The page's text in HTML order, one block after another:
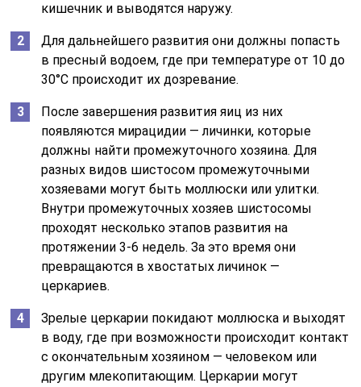
кишечник и выводятся наружу.
Для дальнейшего развития они должны попасть
в пресный водоем, где при температуре от 10 до
30°С происходит их дозревание.
После завершения развития яиц из них
появляются мирацидии — личинки, которые
должны найти промежуточного хозяина. Для
разных видов шистосом промежуточными
хозяевами могут быть моллюски или улитки.
Внутри промежуточных хозяев шистосомы
проходят несколько этапов развития на
протяжении 3-6 недель. За это время они
превращаются в хвостатых личинок —
церкариев.
Зрелые церкарии покидают моллюска и выходят
в воду, где при возможности происходит контакт
с окончательным хозяином — человеком или
другим млекопитающим. Церкарии могут